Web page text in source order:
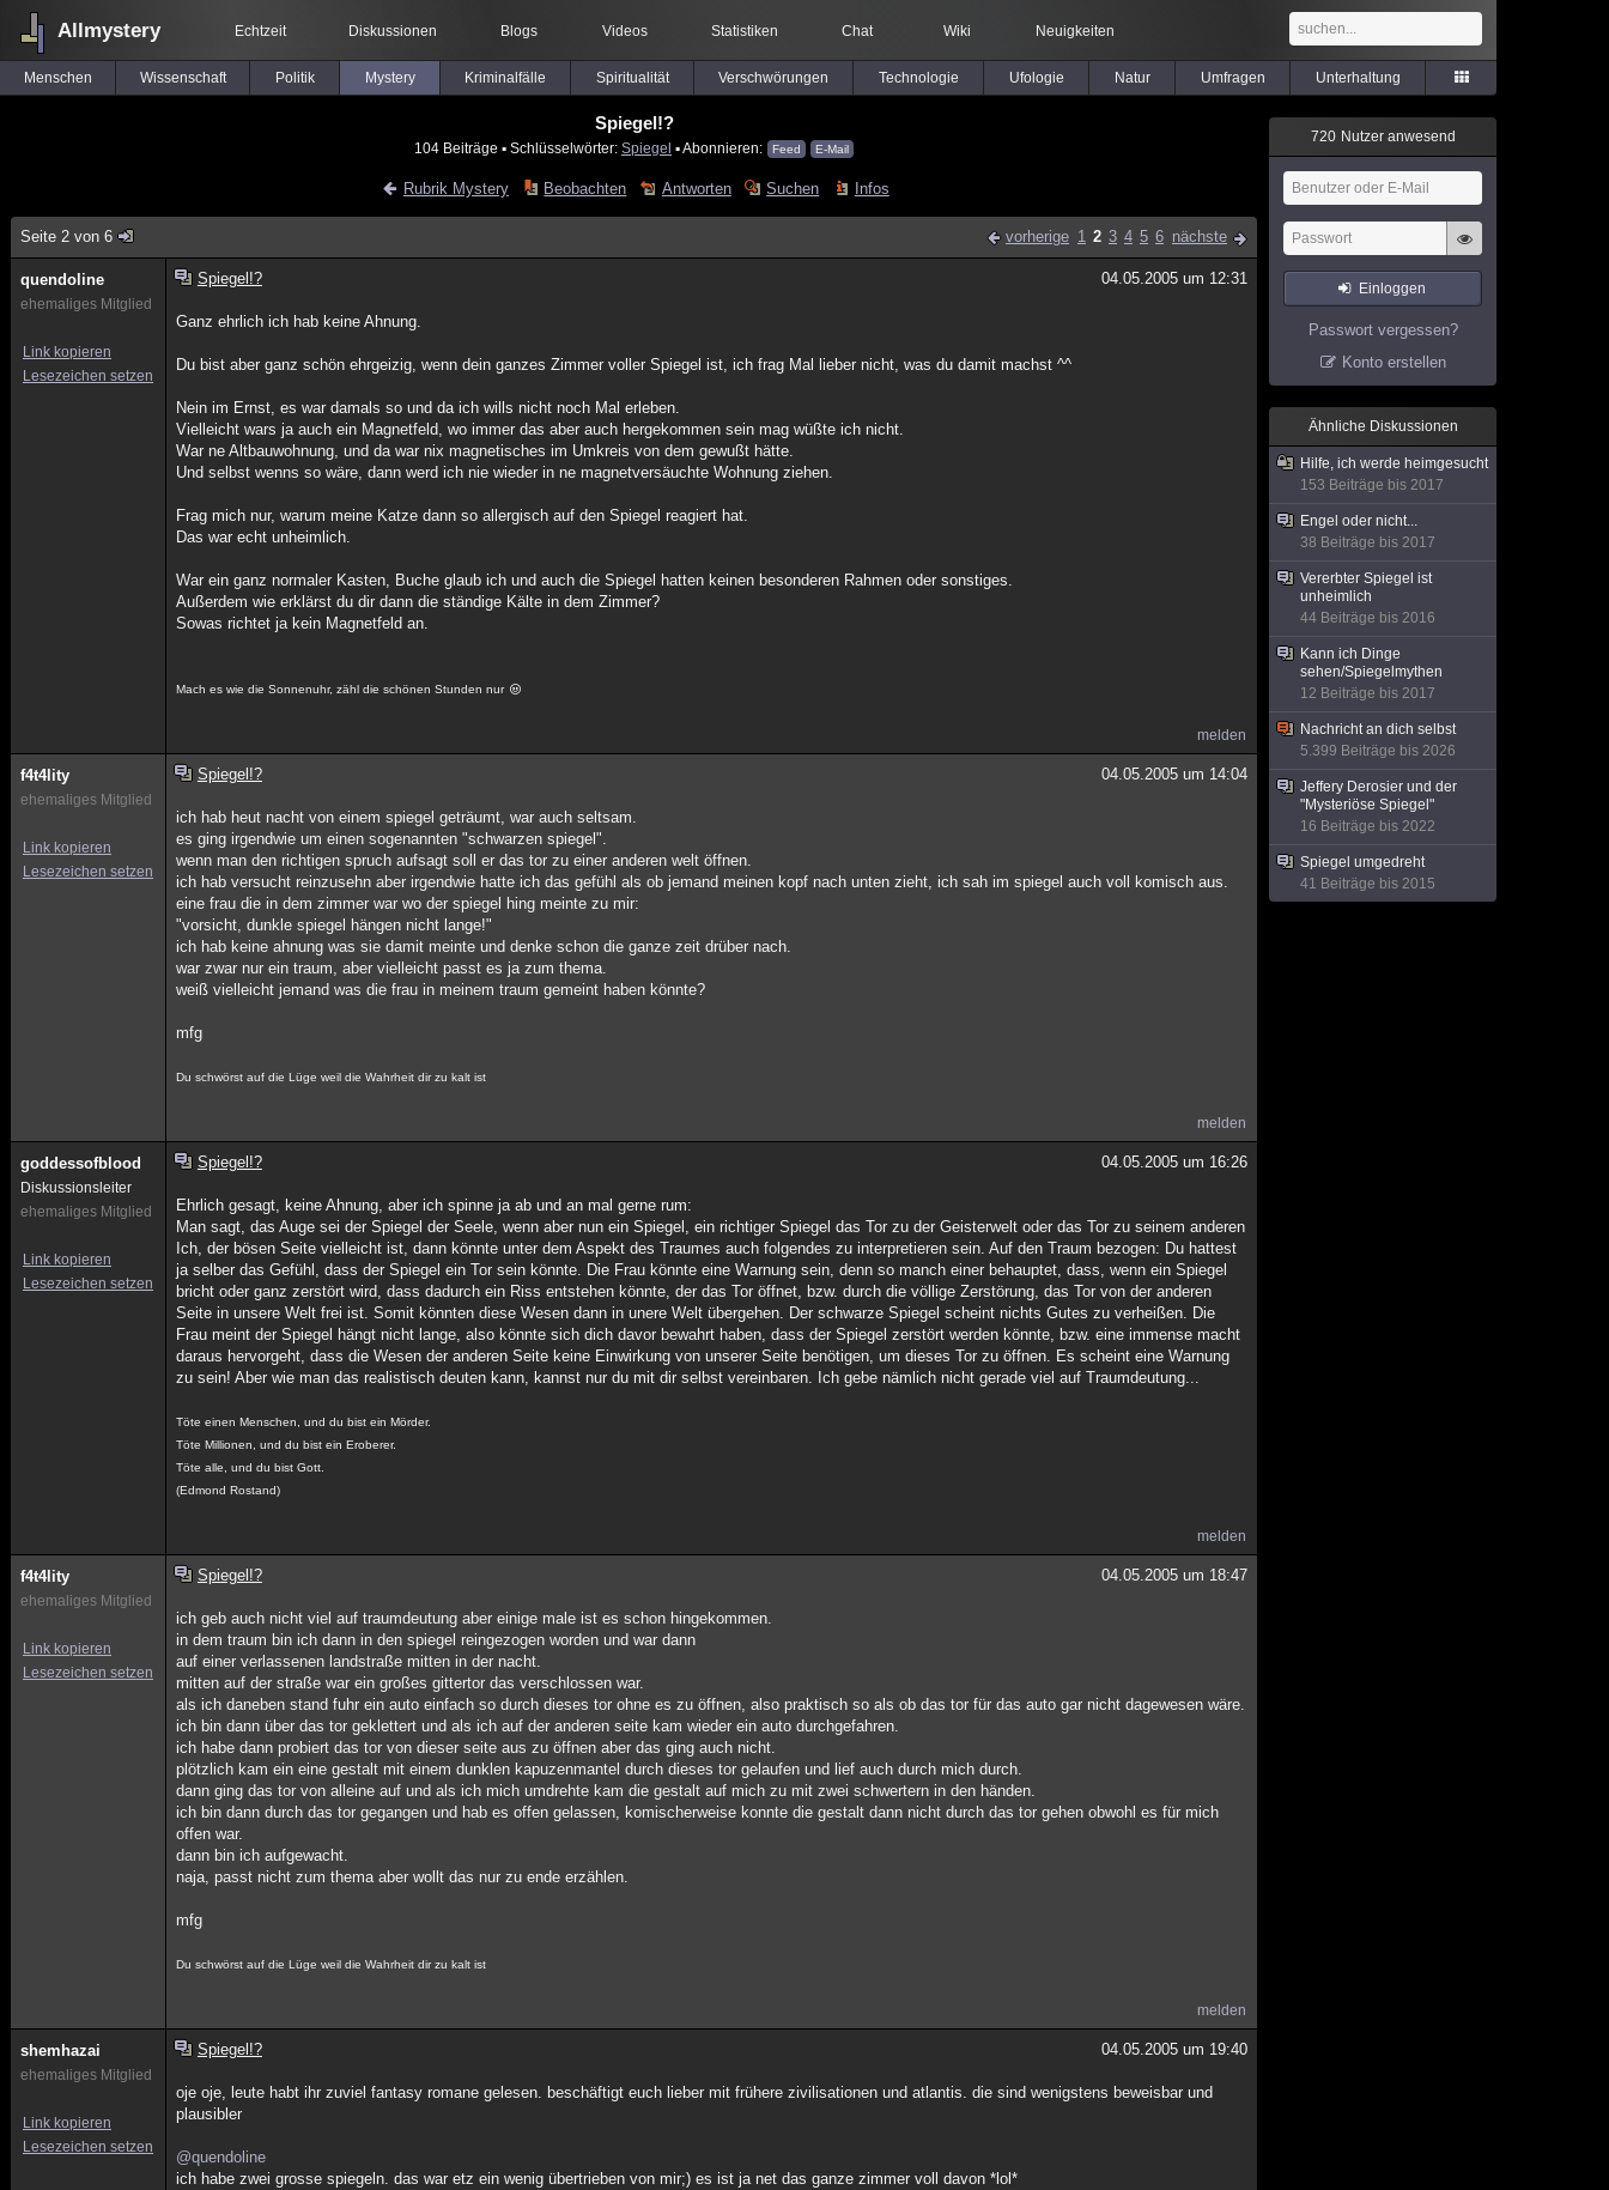
Allmystery Echtzeit Diskussionen Blogs Videos Statistiken Chat Wiki Neuigkeiten
Menschen Wissenschaft Politik Mystery Kriminalfälle Spiritualität Verschwörungen Technologie Ufologie Natur Umfragen Unterhaltung
Spiegel!?
104 Beiträge ▪ Schlüsselwörter: Spiegel ▪ Abonnieren: Feed E-Mail
Rubrik Mystery Beobachten Antworten Suchen Infos
Seite 2 von 6 vorherige 1 2 3 4 5 6 nächste
quendoline
ehemaliges Mitglied
Link kopieren
Lesezeichen setzen
Spiegel!? 04.05.2005 um 12:31
Ganz ehrlich ich hab keine Ahnung.
Du bist aber ganz schön ehrgeizig, wenn dein ganzes Zimmer voller Spiegel ist, ich frag Mal lieber nicht, was du damit machst ^^
Nein im Ernst, es war damals so und da ich wills nicht noch Mal erleben.
Vielleicht wars ja auch ein Magnetfeld, wo immer das aber auch hergekommen sein mag wüßte ich nicht.
War ne Altbauwohnung, und da war nix magnetisches im Umkreis von dem gewußt hätte.
Und selbst wenns so wäre, dann werd ich nie wieder in ne magnetversäuchte Wohnung ziehen.
Frag mich nur, warum meine Katze dann so allergisch auf den Spiegel reagiert hat.
Das war echt unheimlich.
War ein ganz normaler Kasten, Buche glaub ich und auch die Spiegel hatten keinen besonderen Rahmen oder sonstiges.
Außerdem wie erklärst du dir dann die ständige Kälte in dem Zimmer?
Sowas richtet ja kein Magnetfeld an.
Mach es wie die Sonnenuhr, zähl die schönen Stunden nur
melden
f4t4lity
ehemaliges Mitglied
Link kopieren
Lesezeichen setzen
Spiegel!? 04.05.2005 um 14:04
ich hab heut nacht von einem spiegel geträumt, war auch seltsam.
es ging irgendwie um einen sogenannten "schwarzen spiegel".
wenn man den richtigen spruch aufsagt soll er das tor zu einer anderen welt öffnen.
ich hab versucht reinzusehn aber irgendwie hatte ich das gefühl als ob jemand meinen kopf nach unten zieht, ich sah im spiegel auch voll komisch aus.
eine frau die in dem zimmer war wo der spiegel hing meinte zu mir:
"vorsicht, dunkle spiegel hängen nicht lange!"
ich hab keine ahnung was sie damit meinte und denke schon die ganze zeit drüber nach.
war zwar nur ein traum, aber vielleicht passt es ja zum thema.
weiß vielleicht jemand was die frau in meinem traum gemeint haben könnte?
mfg
Du schwörst auf die Lüge weil die Wahrheit dir zu kalt ist
melden
goddessofblood
Diskussionsleiter
ehemaliges Mitglied
Link kopieren
Lesezeichen setzen
Spiegel!? 04.05.2005 um 16:26
Ehrlich gesagt, keine Ahnung, aber ich spinne ja ab und an mal gerne rum:
Man sagt, das Auge sei der Spiegel der Seele, wenn aber nun ein Spiegel, ein richtiger Spiegel das Tor zu der Geisterwelt oder das Tor zu seinem anderen
Ich, der bösen Seite vielleicht ist, dann könnte unter dem Aspekt des Traumes auch folgendes zu interpretieren sein. Auf den Traum bezogen: Du hattest
ja selber das Gefühl, dass der Spiegel ein Tor sein könnte. Die Frau könnte eine Warnung sein, denn so manch einer behauptet, dass, wenn ein Spiegel
bricht oder ganz zerstört wird, dass dadurch ein Riss entstehen könnte, der das Tor öffnet, bzw. durch die völlige Zerstörung, das Tor von der anderen
Seite in unsere Welt frei ist. Somit könnten diese Wesen dann in unere Welt übergehen. Der schwarze Spiegel scheint nichts Gutes zu verheißen. Die
Frau meint der Spiegel hängt nicht lange, also könnte sich dich davor bewahrt haben, dass der Spiegel zerstört werden könnte, bzw. eine immense macht
daraus hervorgeht, dass die Wesen der anderen Seite keine Einwirkung von unserer Seite benötigen, um dieses Tor zu öffnen. Es scheint eine Warnung
zu sein! Aber wie man das realistisch deuten kann, kannst nur du mit dir selbst vereinbaren. Ich gebe nämlich nicht gerade viel auf Traumdeutung...
Töte einen Menschen, und du bist ein Mörder.
Töte Millionen, und du bist ein Eroberer.
Töte alle, und du bist Gott.
(Edmond Rostand)
melden
f4t4lity
ehemaliges Mitglied
Link kopieren
Lesezeichen setzen
Spiegel!? 04.05.2005 um 18:47
ich geb auch nicht viel auf traumdeutung aber einige male ist es schon hingekommen.
in dem traum bin ich dann in den spiegel reingezogen worden und war dann
auf einer verlassenen landstraße mitten in der nacht.
mitten auf der straße war ein großes gittertor das verschlossen war.
als ich daneben stand fuhr ein auto einfach so durch dieses tor ohne es zu öffnen, also praktisch so als ob das tor für das auto gar nicht dagewesen wäre.
ich bin dann über das tor geklettert und als ich auf der anderen seite kam wieder ein auto durchgefahren.
ich habe dann probiert das tor von dieser seite aus zu öffnen aber das ging auch nicht.
plötzlich kam ein eine gestalt mit einem dunklen kapuzenmantel durch dieses tor gelaufen und lief auch durch mich durch.
dann ging das tor von alleine auf und als ich mich umdrehte kam die gestalt auf mich zu mit zwei schwertern in den händen.
ich bin dann durch das tor gegangen und hab es offen gelassen, komischerweise konnte die gestalt dann nicht durch das tor gehen obwohl es für mich
offen war.
dann bin ich aufgewacht.
naja, passt nicht zum thema aber wollt das nur zu ende erzählen.
mfg
Du schwörst auf die Lüge weil die Wahrheit dir zu kalt ist
melden
shemhazai
ehemaliges Mitglied
Link kopieren
Lesezeichen setzen
Spiegel!? 04.05.2005 um 19:40
oje oje, leute habt ihr zuviel fantasy romane gelesen. beschäftigt euch lieber mit frühere zivilisationen und atlantis. die sind wenigstens beweisbar und
plausibler
@quendoline
ich habe zwei grosse spiegeln. das war etz ein wenig übertrieben von mir;) es ist ja net das ganze zimmer voll davon *lol*
720 Nutzer anwesend
Einloggen
Passwort vergessen?
Konto erstellen
Ähnliche Diskussionen
Hilfe, ich werde heimgesucht
153 Beiträge bis 2017
Engel oder nicht...
38 Beiträge bis 2017
Vererbter Spiegel ist
unheimlich
44 Beiträge bis 2016
Kann ich Dinge
sehen/Spiegelmythen
12 Beiträge bis 2017
Nachricht an dich selbst
5.399 Beiträge bis 2026
Jeffery Derosier und der
"Mysteriöse Spiegel"
16 Beiträge bis 2022
Spiegel umgedreht
41 Beiträge bis 2015